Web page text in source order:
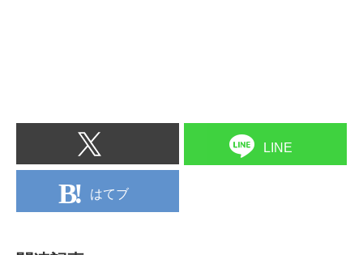
LINE
はてブ